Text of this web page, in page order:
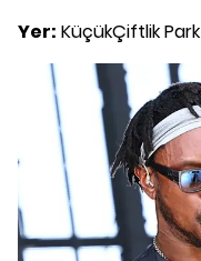
Yer: KüçükÇiftlik Park